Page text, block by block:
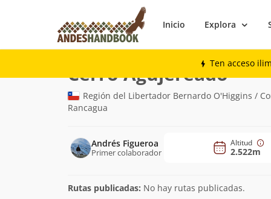
Inicio Explora
Ten acceso
Montaña
Cerro Agujereado
Región del Libertador Bernardo O'Higgins /
Rancagua
Andrés Figueroa
Primer colaborador
Altitud
2.522m
Rutas publicadas: No hay rutas publicadas.